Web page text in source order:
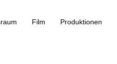
Film Produktionen